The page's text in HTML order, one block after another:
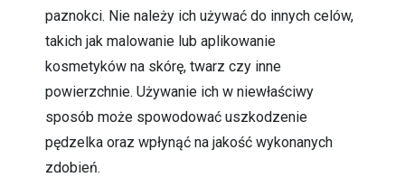
paznokci. Nie należy ich używać do innych celów,
takich jak malowanie lub aplikowanie
kosmetyków na skórę, twarz czy inne
powierzchnie. Używanie ich w niewłaściwy
sposób może spowodować uszkodzenie
pędzelka oraz wpłynąć na jakość wykonanych
zdobień.